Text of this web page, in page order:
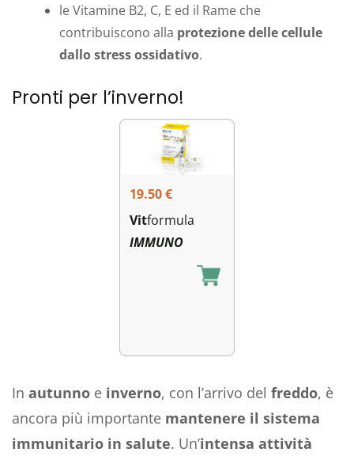
le Vitamine B2, C, E ed il Rame che
contribuiscono alla protezione delle cellule
dallo stress ossidativo.
Pronti per l’inverno!
19.50€
Vitformula
IMMUNO
In autunno e inverno, con l’arrivo del freddo, è
ancora più importante mantenere il sistema
immunitario in salute. Un’intensa attività